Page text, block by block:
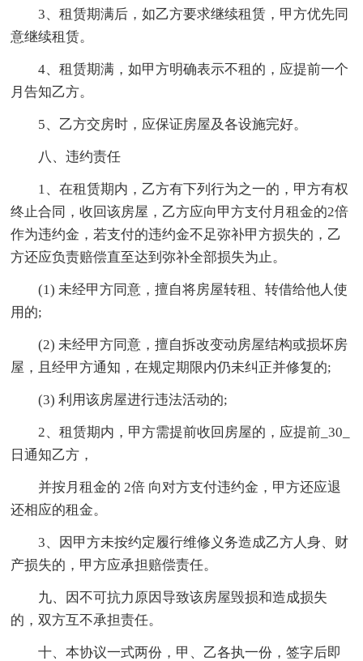
3、租赁期满后，如乙方要求继续租赁，甲方优先同
意继续租赁。
4、租赁期满，如甲方明确表示不租的，应提前一个
月告知乙方。
5、乙方交房时，应保证房屋及各设施完好。
八、违约责任
1、在租赁期内，乙方有下列行为之一的，甲方有权
终止合同，收回该房屋，乙方应向甲方支付月租金的2倍
作为违约金，若支付的违约金不足弥补甲方损失的，乙
方还应负责赔偿直至达到弥补全部损失为止。
(1) 未经甲方同意，擅自将房屋转租、转借给他人使
用的;
(2) 未经甲方同意，擅自拆改变动房屋结构或损坏房
屋，且经甲方通知，在规定期限内仍未纠正并修复的;
(3) 利用该房屋进行违法活动的;
2、租赁期内，甲方需提前收回房屋的，应提前_30_
日通知乙方，
并按月租金的 2倍 向对方支付违约金，甲方还应退
还相应的租金。
3、因甲方未按约定履行维修义务造成乙方人身、财
产损失的，甲方应承担赔偿责任。
九、因不可抗力原因导致该房屋毁损和造成损失
的，双方互不承担责任。
十、本协议一式两份，甲、乙各执一份，签字后即